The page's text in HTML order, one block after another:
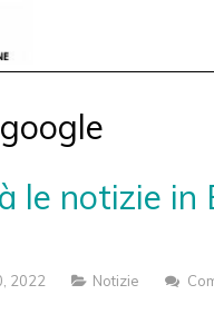
le notizie in
2022 Notizie